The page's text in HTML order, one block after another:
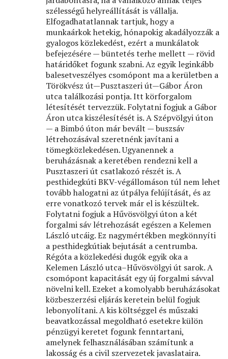
szélességű helyreállítását is vállalja.
Elfogadhatatlannak tartjuk, hogy a
munkaárkok hetekig, hónapokig akadályozzák a
gyalogos közlekedést, ezért a munkálatok
befejezésére — büntetés terhe mellett — rövid
határidőket fogunk szabni. Az egyik leginkább
balesetveszélyes csomópont ma a kerületben a
Törökvész út—Pusztaszeri út—Gábor Áron
utca találkozási pontja. Itt körforgalom
létesítését tervezzük. Folytatni fogjuk a Gábor
Áron utca kiszélesítését is. A Szépvölgyi úton
— a Bimbó úton már bevált — buszsáv
létrehozásával szeretnénk javítani a
tömegközlekedésen. Ugyanennek a
beruházásnak a keretében rendezni kell a
Pusztaszeri út csatlakozó részét is. A
pesthidegkúti BKV-végállomáson túl nem lehet
tovább halogatni az útpálya felújítását, és az
erre vonatkozó tervek már el is készültek.
Folytatni fogjuk a Hűvösvölgyi úton a két
forgalmi sáv létrehozását egészen a Kelemen
László utcáig. Ez nagymértékben megkönnyíti
a pesthidegkútiak bejutását a centrumba.
Régóta a közlekedési dugók egyik oka a
Kelemen László utca–Hűvösvölgyi út sarok. A
csomópont kapacitását egy új forgalmi sávval
növelni kell. Ezeket a komolyabb beruházásokat
közbeszerzési eljárás keretein belül fogjuk
lebonyolítani. A kis költséggel és műszaki
beavatkozással megoldható esetekre külön
pénzügyi keretet fogunk fenntartani,
amelynek felhasználásában számítunk a
lakosság és a civil szervezetek javaslataira.